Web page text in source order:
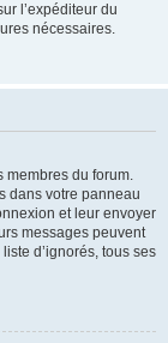
l’expéditeur du
nécessaires.
membres du forum.
dans votre panneau
et leur envoyer
messages peuvent
d’ignorés, tous ses